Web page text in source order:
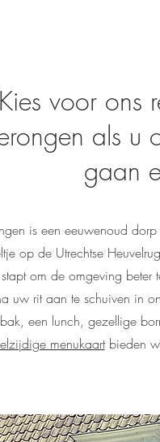
Kies voor ons
als u
gaan
is een eeuwenoud
op de Utrechtse
om de omgeving beter
uw rit aan te schuiven in
een lunch, gezellige
menukaartbieden